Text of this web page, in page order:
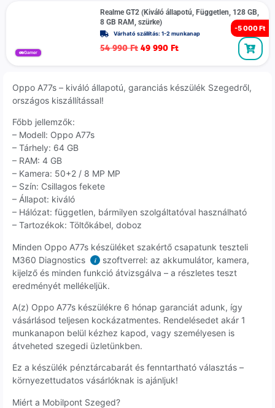
-5 000 Ft
Gamer
Realme GT2 (Kiváló állapotú, Független, 128 GB,
8 GB RAM, szürke)
Várható szállítás: 1-2 munkanap
54 990Ft 49 990 Ft
Oppo A77s – kiváló állapotú, garanciás készülék Szegedről,
országos kiszállítással!
Főbb jellemzők:
– Modell: Oppo A77s
– Tárhely: 64 GB
– RAM: 4 GB
– Kamera: 50+2 / 8 MP MP
– Szín: Csillagos fekete
– Állapot: kiváló
– Hálózat: független, bármilyen szolgáltatóval használható
– Tartozékok: Töltőkábel, doboz
Minden Oppo A77s készüléket szakértő csapatunk teszteli
M360 Diagnostics
i
szoftverrel: az akkumulátor, kamera,
kijelző és minden funkció átvizsgálva – a részletes teszt
eredményét mellékeljük.
A(z) Oppo A77s készülékre 6 hónap garanciát adunk, így
vásárlásod teljesen kockázatmentes. Rendelésedet akár 1
munkanapon belül kézhez kapod, vagy személyesen is
átveheted szegedi üzletünkben.
Ez a készülék pénztárcabarát és fenntartható választás –
környezettudatos vásárlóknak is ajánljuk!
Miért a Mobilpont Szeged?